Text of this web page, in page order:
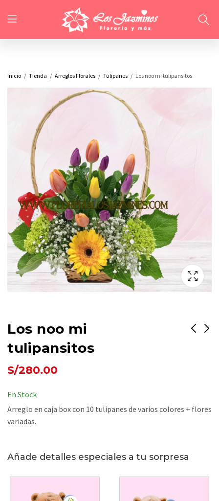
Inicio Tienda Arreglos Florales Tulipanes Los noo mi tulipansitos
Los noo mi
tulipansitos
S/280.00
En Stock
Arreglo en caja box con 10 tulipanes de varios colores + flores
variadas.
Añade detalles especiales a tu sorpresa